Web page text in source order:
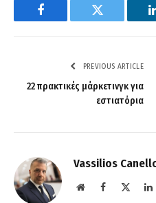
Facebook Twitter
PREVIOUS ARTICLE
22 πρακτικές μάρκετινγκ για
εστιατόρια
Vassilios
WebsiteFacebook